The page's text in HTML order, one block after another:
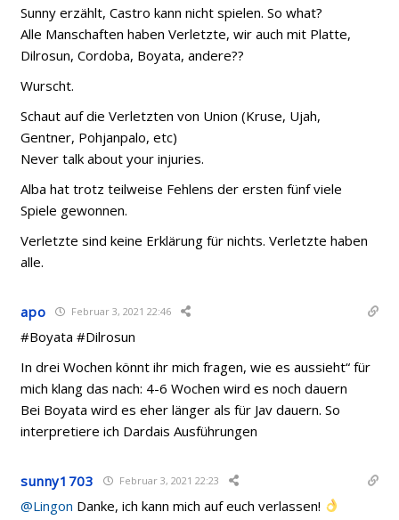
Sunny erzählt, Castro kann nicht spielen. So what?
Alle Manschaften haben Verletzte, wir auch mit Platte,
Dilrosun, Cordoba, Boyata, andere??
Wurscht.
Schaut auf die Verletzten von Union (Kruse, Ujah,
Gentner, Pohjanpalo, etc)
Never talk about your injuries.
Alba hat trotz teilweise Fehlens der ersten fünf viele
Spiele gewonnen.
Verletzte sind keine Erklärung für nichts. Verletzte haben
alle.
apo Februar 3, 2021 22:46
#Boyata #Dilrosun
In drei Wochen könnt ihr mich fragen, wie es aussieht“ für
mich klang das nach: 4-6 Wochen wird es noch dauern
Bei Boyata wird es eher länger als für Jav dauern. So
interpretiere ich Dardais Ausführungen
sunny1703 Februar 3, 2021 22:23
@Lingon Danke, ich kann mich auf euch verlassen!